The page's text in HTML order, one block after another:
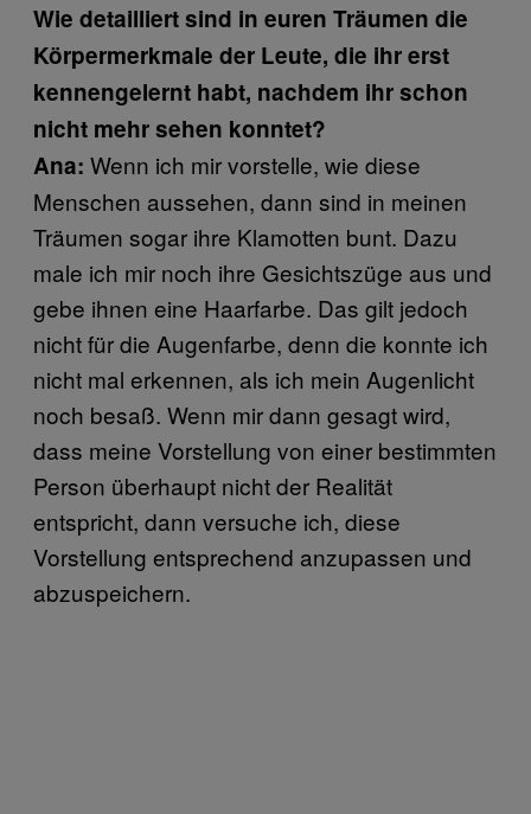
Wie detailliert sind in euren Träumen die
Körpermerkmale der Leute, die ihr erst
kennengelernt habt, nachdem ihr schon
nicht mehr sehen konntet?
Ana: Wenn ich mir vorstelle, wie diese
Menschen aussehen, dann sind in meinen
Träumen sogar ihre Klamotten bunt. Dazu
male ich mir noch ihre Gesichtszüge aus und
gebe ihnen eine Haarfarbe. Das gilt jedoch
nicht für die Augenfarbe, denn die konnte ich
nicht mal erkennen, als ich mein Augenlicht
noch besaß. Wenn mir dann gesagt wird,
dass meine Vorstellung von einer bestimmten
Person überhaupt nicht der Realität
entspricht, dann versuche ich, diese
Vorstellung entsprechend anzupassen und
abzuspeichern.